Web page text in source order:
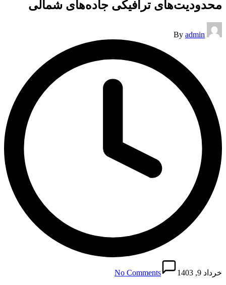
محدودیت‌های ترافیکی جاده‌های شمالی
Posted
by
By admin
خرداد 9, 1403 No Comments